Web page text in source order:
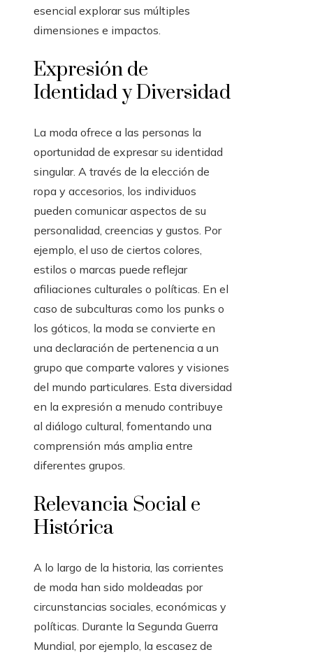
esencial explorar sus múltiples
dimensiones e impactos.
Expresión de
Identidad y Diversidad
La moda ofrece a las personas la
oportunidad de expresar su identidad
singular. A través de la elección de
ropa y accesorios, los individuos
pueden comunicar aspectos de su
personalidad, creencias y gustos. Por
ejemplo, el uso de ciertos colores,
estilos o marcas puede reflejar
afiliaciones culturales o políticas. En el
caso de subculturas como los punks o
los góticos, la moda se convierte en
una declaración de pertenencia a un
grupo que comparte valores y visiones
del mundo particulares. Esta diversidad
en la expresión a menudo contribuye
al diálogo cultural, fomentando una
comprensión más amplia entre
diferentes grupos.
Relevancia Social e
Histórica
A lo largo de la historia, las corrientes
de moda han sido moldeadas por
circunstancias sociales, económicas y
políticas. Durante la Segunda Guerra
Mundial, por ejemplo, la escasez de